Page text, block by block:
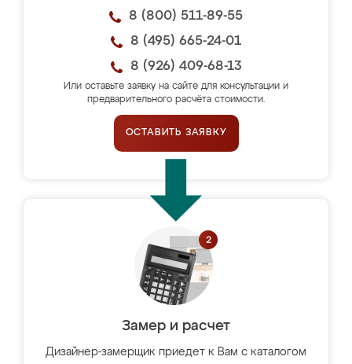
8 (800) 511-89-55
8 (495) 665-24-01
8 (926) 409-68-13
Или оставьте заявку на сайте для консультации и
предварительного расчёта стоимости.
ОСТАВИТЬ ЗАЯВКУ
Замер и расчет
Дизайнер-замерщик приедет к Вам с каталогом